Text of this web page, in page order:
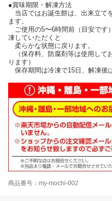
●賞味期限・解凍方法
当店ではお誕生餅は、出来立て
ます。
ご使用の5〜6時間前（目安です
凍していただくと
柔らかな状態に戻ります。
（保存料、防腐剤等は使用して
ります）
保存期間は冷凍で15日、解凍後
商品番号：my-mochi-002